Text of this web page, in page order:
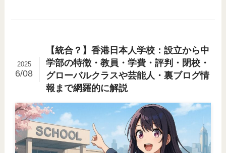
【統合？】香港日本人学校：設立から中
学部の特徴・教員・学費・評判・閉校・
グローバルクラスや芸能人・裏ブログ情
報まで網羅的に解説
2025
6/08